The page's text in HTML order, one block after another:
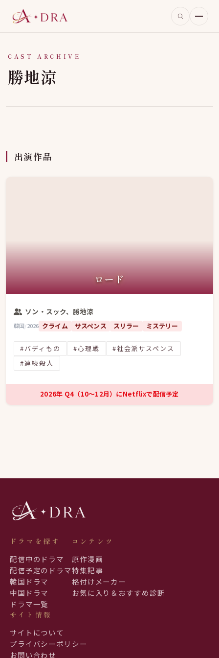
CAST ARCHIVE
勝地涼
出演作品
ロード
ソン・スック、勝地涼
韓国/2026 クライム サスペンス スリラー ミステリー
#バディもの #心理戦
#社会派サスペンス
#連続殺人
2026年 Q4（10〜12月）にNetflixで配信予定
ドラマを探す
配信中のドラマ
配信予定のドラマ
韓国ドラマ
中国ドラマ
ドラマ一覧
コンテンツ
原作漫画
特集記事
格付けメーカー
お気に入り＆おすすめ診断
サイト情報
サイトについて
プライバシーポリシー
お問い合わせ